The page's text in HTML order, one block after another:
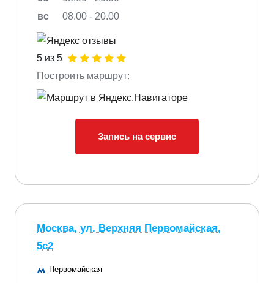
вс
08.00 - 20.00
5 из 5
Построить маршрут:
Запись на сервис
Москва, ул. Верхняя Первомайская,
5с2
Первомайская